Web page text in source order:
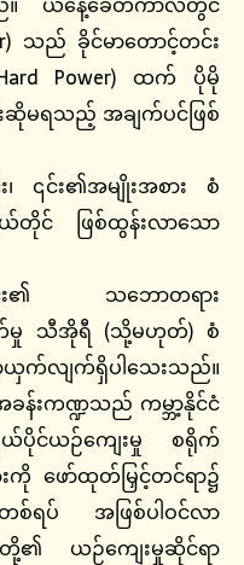
သည် ခိုင်မာတောင့်တင်း
Power) ထက် ပိုမို
ဆိုမရသည့် အချက်ပင်ဖြစ်
၊ ၎င်း၏အမျိုးအစား စံ
င် ဖြစ်ထွန်းလာသော
ခင်း၏ သဘောတရား
တ်မှု သီအိုရီ (သို့မဟုတ်) စံ
ယှက်လျက်ရှိပါသေးသည်။
န်းကဏ္ဍသည် ကမ္ဘာ့နိုင်ငံ
ပိုင်ယဉ်ကျေးမှု စရိုက်
ကို ဖော်ထုတ်မြှင့်တင်ရာ၌
စ်ရပ် အဖြစ်ပါဝင်လာ
၏ ယဉ်ကျေးမှုဆိုင်ရာ